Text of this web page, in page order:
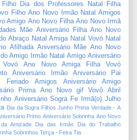
Filho Dia dos Professores
Natal Filha
Filho Ano Novo Irmão Natal Amigos
Amigo Ano Novo Filha Ano Novo Irmã
Mãe Aniversário Filha Ano Novo
Abraço Natal Amiga Natal Vovó Natal
Afilhada Aniversário Mãe Ano Novo
Amigo Irmão Natal Amigo Aniversário
Vovó Ano Novo Amiga Filha
Vovó
Aniversário Irmão
Aniversário Pai
Feriado Amigos
Aniversário Amigo
Prima Ano Novo gif Vovô
Abril
Aniversário Sogra Fe Irmã(o) Julho
Dia da Sogra Filhos Junho Prima Verdade - A
Primo Aniversário Sobrinha Ano Novo
Amizade Dia das Irmãs
Dia do Trabalho
Sobrinhos Terça - Feira Tia